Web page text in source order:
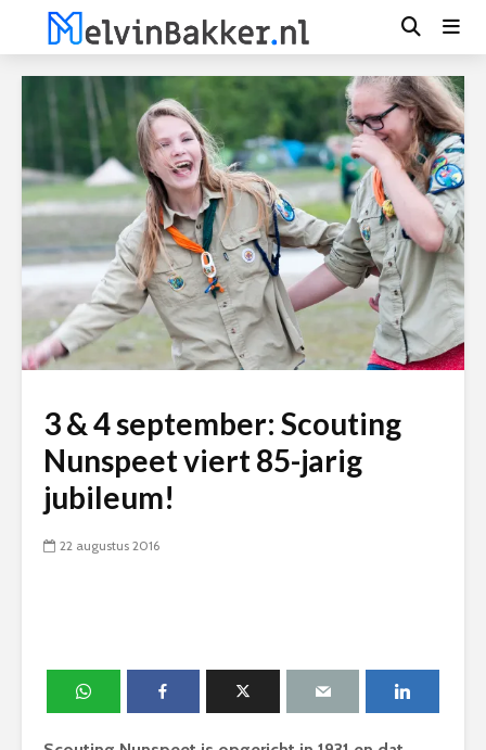
3 & 4 september: Scouting
Nunspeet viert 85-jarig
jubileum!
22 augustus 2016